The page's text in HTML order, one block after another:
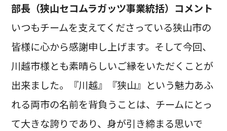
部長（狭山セコムラガッツ事業統括）コメント
いつもチームを支えてくださっている狭山市の
皆様に心から感謝申し上げます。そして今回、
川越市様とも素晴らしいご縁をいただくことが
出来ました。『川越』『狭山』という魅力あふ
れる両市の名前を背負うことは、チームにとっ
て大きな誇りであり、身が引き締まる思いで